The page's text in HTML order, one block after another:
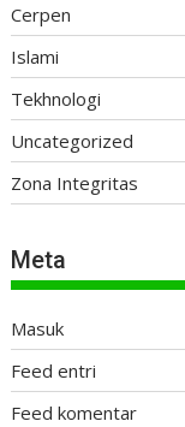
Cerpen
Islami
Tekhnologi
Uncategorized
Zona Integritas
Meta
Masuk
Feed entri
Feed komentar